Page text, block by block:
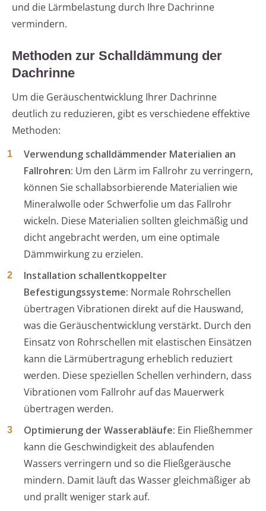
und die Lärmbelastung durch Ihre Dachrinne
vermindern.
Methoden zur Schalldämmung der
Dachrinne
Um die Geräuschentwicklung Ihrer Dachrinne
deutlich zu reduzieren, gibt es verschiedene effektive
Methoden:
Verwendung schalldämmender Materialien an
Fallrohren: Um den Lärm im Fallrohr zu verringern,
können Sie schallabsorbierende Materialien wie
Mineralwolle oder Schwerfolie um das Fallrohr
wickeln. Diese Materialien sollten gleichmäßig und
dicht angebracht werden, um eine optimale
Dämmwirkung zu erzielen.
Installation schallentkoppelter
Befestigungssysteme: Normale Rohrschellen
übertragen Vibrationen direkt auf die Hauswand,
was die Geräuschentwicklung verstärkt. Durch den
Einsatz von Rohrschellen mit elastischen Einsätzen
kann die Lärmübertragung erheblich reduziert
werden. Diese speziellen Schellen verhindern, dass
Vibrationen vom Fallrohr auf das Mauerwerk
übertragen werden.
Optimierung der Wasserabläufe: Ein Fließhemmer
kann die Geschwindigkeit des ablaufenden
Wassers verringern und so die Fließgeräusche
mindern. Damit läuft das Wasser gleichmäßiger ab
und prallt weniger stark auf.